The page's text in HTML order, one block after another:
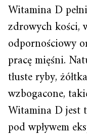
Witamina D
zdrowych kości,
odpornościowy
pracę mięśni.
tłuste ryby,
wzbogacone,
Witamina D jest
pod wpływem